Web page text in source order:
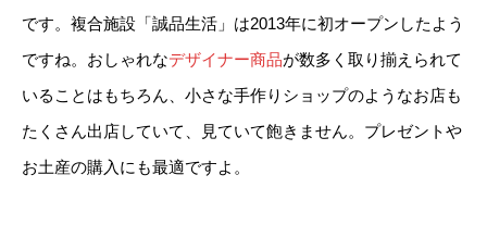
です。複合施設「誠品生活」は2013年に初オープンしたよう
ですね。おしゃれなデザイナー商品が数多く取り揃えられて
いることはもちろん、小さな手作りショップのようなお店も
たくさん出店していて、見ていて飽きません。プレゼントや
お土産の購入にも最適ですよ。